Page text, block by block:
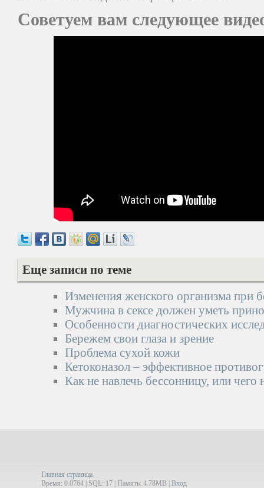
Советуем вам следующее
Еще записи по теме
Изменения женского организма при
Мужчина в сексе должен уметь
Особенности диагностических
Бережем свои глаза и зрение
Проблема сухой кожи
Кетоконазол – эффективное
Как не навлечь бессонницу, или чего
Главная страница
Время: 0.0764 | SQL: 17 | Память: 4.78MB Вход